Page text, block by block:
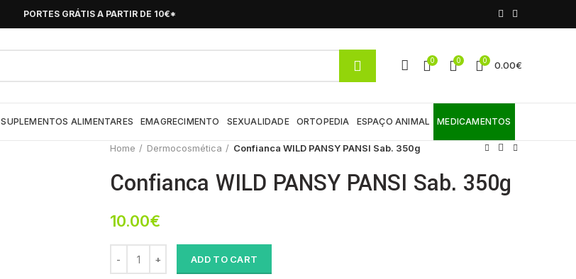
PORTES GRÁTIS A PARTIR DE 10€*
0 0 0 0.00€
SUPLEMENTOS ALIMENTARES EMAGRECIMENTO SEXUALIDADE ORTOPEDIA ESPAÇO ANIMAL MEDICAMENTOS
Home
Dermocosmética Confianca WILD PANSY PANSI Sab. 350g
Confianca WILD PANSY PANSI Sab. 350g
10.00€
ADD TO CART